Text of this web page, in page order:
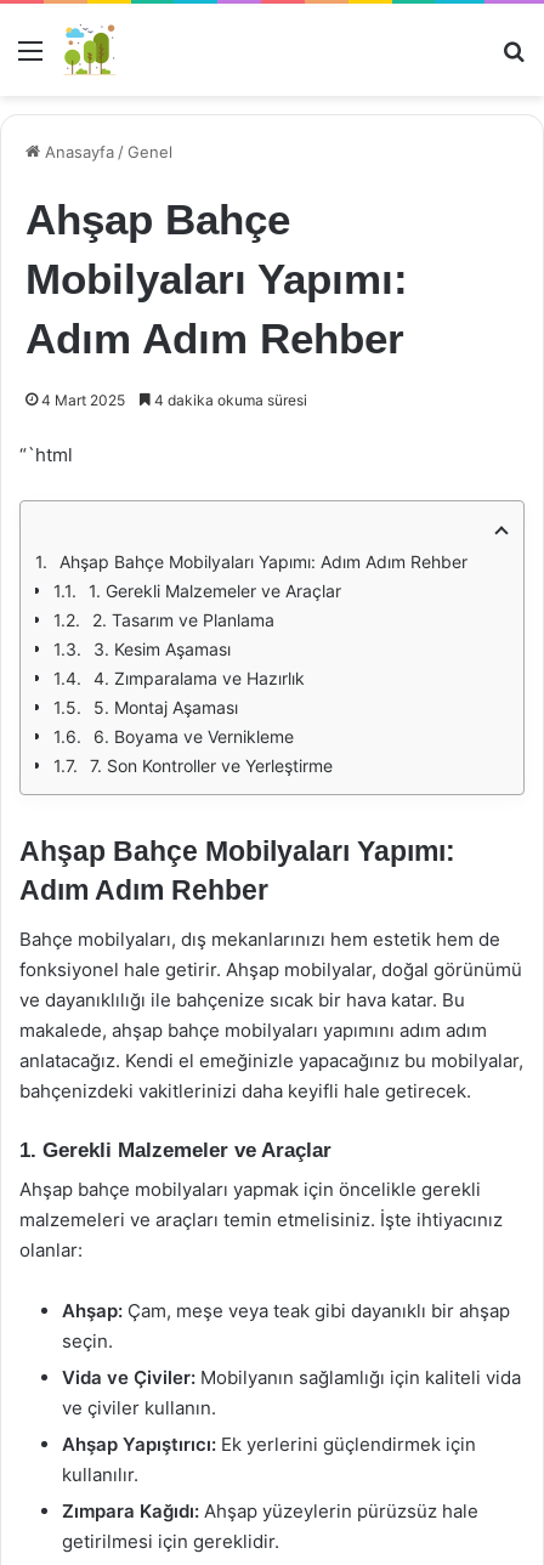
Menü
Anasayfa /Genel
Ahşap Bahçe
Mobilyaları Yapımı:
Adım Adım Rehber
4 Mart 2025 4 dakika okuma süresi
“`html
Ahşap Bahçe Mobilyaları Yapımı: Adım Adım Rehber
1. Gerekli Malzemeler ve Araçlar
2. Tasarım ve Planlama
3. Kesim Aşaması
4. Zımparalama ve Hazırlık
5. Montaj Aşaması
6. Boyama ve Vernikleme
7. Son Kontroller ve Yerleştirme
Ahşap Bahçe Mobilyaları Yapımı:
Adım Adım Rehber
Bahçe mobilyaları, dış mekanlarınızı hem estetik hem de
fonksiyonel hale getirir. Ahşap mobilyalar, doğal görünümü
ve dayanıklılığı ile bahçenize sıcak bir hava katar. Bu
makalede, ahşap bahçe mobilyaları yapımını adım adım
anlatacağız. Kendi el emeğinizle yapacağınız bu mobilyalar,
bahçenizdeki vakitlerinizi daha keyifli hale getirecek.
1. Gerekli Malzemeler ve Araçlar
Ahşap bahçe mobilyaları yapmak için öncelikle gerekli
malzemeleri ve araçları temin etmelisiniz. İşte ihtiyacınız
olanlar:
Ahşap: Çam, meşe veya teak gibi dayanıklı bir ahşap
seçin.
Vida ve Çiviler: Mobilyanın sağlamlığı için kaliteli vida
ve çiviler kullanın.
Ahşap Yapıştırıcı: Ek yerlerini güçlendirmek için
kullanılır.
Zımpara Kağıdı: Ahşap yüzeylerin pürüzsüz hale
getirilmesi için gereklidir.